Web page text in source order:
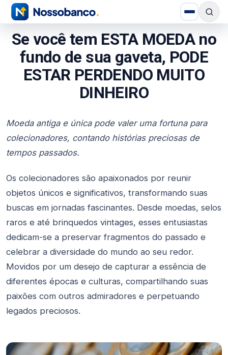
Se você tem ESTA MOEDA no
fundo de sua gaveta, PODE
ESTAR PERDENDO MUITO
DINHEIRO
Moeda antiga e única pode valer uma fortuna para
colecionadores, contando histórias preciosas de
tempos passados.
Os colecionadores são apaixonados por reunir
objetos únicos e significativos, transformando suas
buscas em jornadas fascinantes. Desde moedas, selos
raros e até brinquedos vintages, esses entusiastas
dedicam-se a preservar fragmentos do passado e
celebrar a diversidade do mundo ao seu redor.
Movidos por um desejo de capturar a essência de
diferentes épocas e culturas, compartilhando suas
paixões com outros admiradores e perpetuando
legados preciosos.